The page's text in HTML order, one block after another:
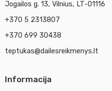
Jogailos g. 13, Vilnius, LT-01116
+370 5 2313807
+370 699 30438
teptukas@dailesreikmenys.lt
Informacija